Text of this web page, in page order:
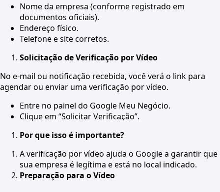
Nome da empresa (conforme registrado em
documentos oficiais).
Endereço físico.
Telefone e site corretos.
Solicitação de Verificação por Vídeo
No e-mail ou notificação recebida, você verá o link para
agendar ou enviar uma verificação por vídeo.
Entre no painel do Google Meu Negócio.
Clique em “Solicitar Verificação”.
Por que isso é importante?
A verificação por vídeo ajuda o Google a garantir que
sua empresa é legítima e está no local indicado.
Preparação para o Vídeo